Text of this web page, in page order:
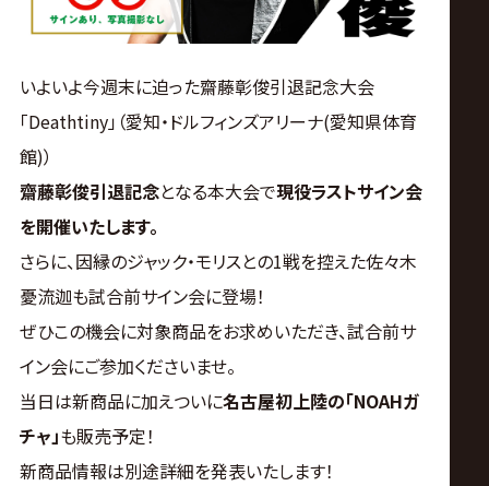
ン
グ・
ノ
ア
公
式
サ
イ
いよいよ今週末に迫った齋藤彰俊引退記念大会
「Deathtiny」（愛知・ドルフィンズアリーナ(愛知県体育
館)）
齋藤彰俊引退記念となる本大会で現役ラストサイン会
を開催いたします。
さらに、因縁のジャック・モリスとの1戦を控えた佐々木
憂流迦も試合前サイン会に登場！
ぜひこの機会に対象商品をお求めいただき、試合前サ
イン会にご参加くださいませ。
当日は新商品に加えついに名古屋初上陸の「NOAHガ
チャ」も販売予定！
新商品情報は別途詳細を発表いたします！